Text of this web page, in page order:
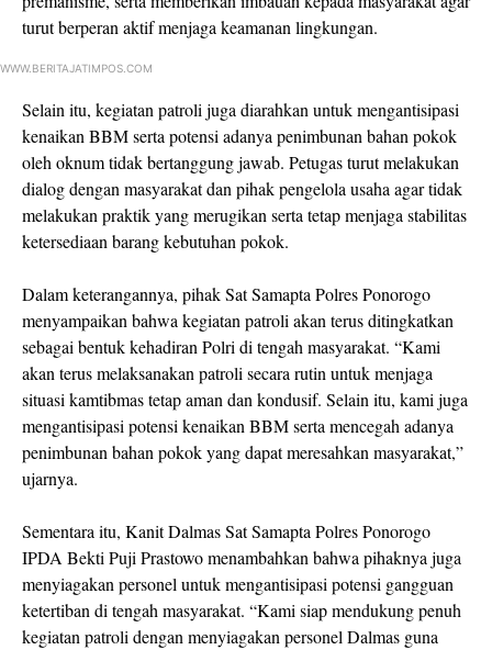
turut berperan aktif menjaga keamanan lingkungan.
WWW.BERITAJATIMPOS.COM
Selain itu, kegiatan patroli juga diarahkan untuk mengantisipasi
kenaikan BBM serta potensi adanya penimbunan bahan pokok
oleh oknum tidak bertanggung jawab. Petugas turut melakukan
dialog dengan masyarakat dan pihak pengelola usaha agar tidak
melakukan praktik yang merugikan serta tetap menjaga stabilitas
ketersediaan barang kebutuhan pokok.
Dalam keterangannya, pihak Sat Samapta Polres Ponorogo
menyampaikan bahwa kegiatan patroli akan terus ditingkatkan
sebagai bentuk kehadiran Polri di tengah masyarakat. “Kami
akan terus melaksanakan patroli secara rutin untuk menjaga
situasi kamtibmas tetap aman dan kondusif. Selain itu, kami juga
mengantisipasi potensi kenaikan BBM serta mencegah adanya
penimbunan bahan pokok yang dapat meresahkan masyarakat,”
ujarnya.
Sementara itu, Kanit Dalmas Sat Samapta Polres Ponorogo
IPDA Bekti Puji Prastowo menambahkan bahwa pihaknya juga
menyiagakan personel untuk mengantisipasi potensi gangguan
ketertiban di tengah masyarakat. “Kami siap mendukung penuh
kegiatan patroli dengan menyiagakan personel Dalmas guna